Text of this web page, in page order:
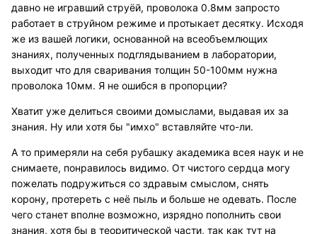
давно не игравший струёй, проволока 0.8мм запросто
работает в струйном режиме и протыкает десятку. Исходя
же из вашей логики, основанной на всеобъемлющих
знаниях, полученных подглядыванием в лаборатории,
выходит что для сваривания толщин 50-100мм нужна
проволока 10мм. Я не ошибся в пропорции?
Хватит уже делиться своими домыслами, выдавая их за
знания. Ну или хотя бы "имхо" вставляйте что-ли.
А то примеряли на себя рубашку академика всея наук и не
снимаете, понравилось видимо. От чистого сердца могу
пожелать подружиться со здравым смыслом, снять
корону, протереть с неё пыль и больше не одевать. После
чего станет вполне возможно, изрядно пополнить свои
знания, хотя бы в теоритической части, так как тут на